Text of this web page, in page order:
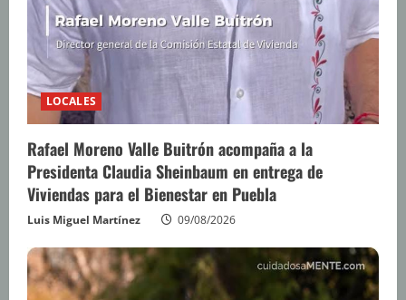
LOCALES
Rafael Moreno Valle Buitrón acompaña a la
Presidenta Claudia Sheinbaum en entrega de
Viviendas para el Bienestar en Puebla
Luis Miguel Martínez 09/08/2026